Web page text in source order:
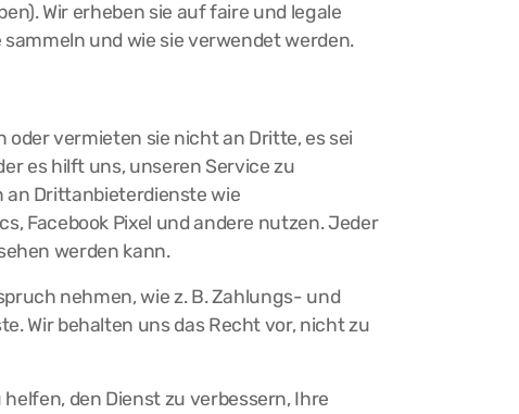
Wir erheben sie auf faire und legale
und wie sie verwendet werden.
vermieten sie nicht an Dritte, es sei
es hilft uns, unseren Service zu
an Drittanbieterdienste wie
Facebook Pixel und andere nutzen. Jeder
werden kann.
nehmen, wie z. B. Zahlungs- und
Wir behalten uns das Recht vor, nicht zu
den Dienst zu verbessern, Ihre